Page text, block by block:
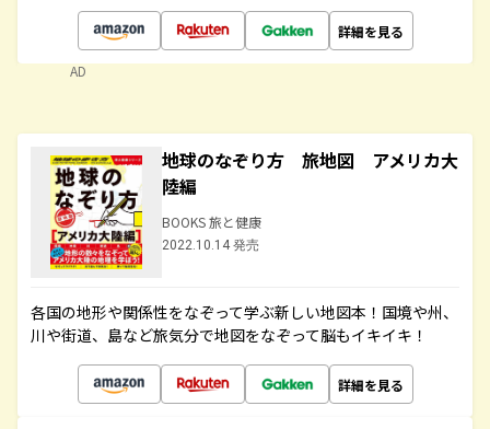
詳細を見る
AD
地球のなぞり方 旅地図 アメリカ大
陸編
BOOKS 旅と健康
2022.10.14 発売
各国の地形や関係性をなぞって学ぶ新しい地図本！国境や州、
川や街道、島など旅気分で地図をなぞって脳もイキイキ！
詳細を見る